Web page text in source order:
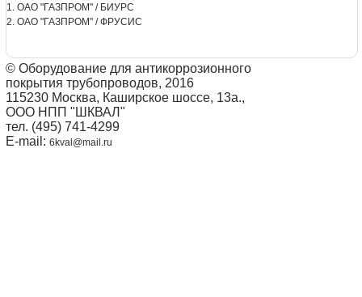
1. ОАО "ГАЗПРОМ" / БИУРС
2. ОАО "ГАЗПРОМ" / ФРУСИС
© Оборудование для антикоррозионного
покрытия трубопроводов, 2016
115230 Москва, Каширское шоссе, 13а.,
ООО НПП "ШКВАЛ"
тел. (495) 741-4299
E-mail: 6kval@mail.ru